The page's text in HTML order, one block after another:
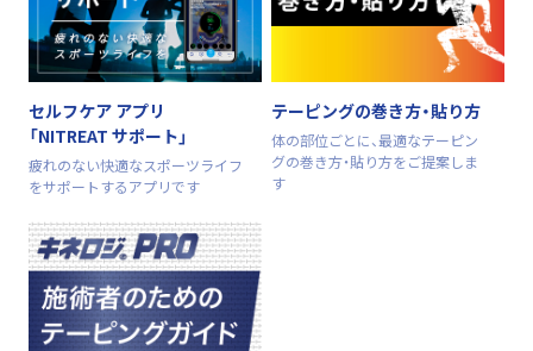
セルフケア アプリ
「NITREAT サポート」
疲れのない快適なスポーツライフ
をサポートするアプリです
テーピングの巻き方・貼り方
体の部位ごとに、最適なテーピン
グの巻き方・貼り方をご提案しま
す